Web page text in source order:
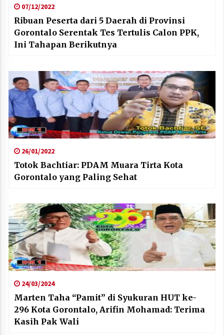
07/12/2022
Ribuan Peserta dari 5 Daerah di Provinsi
Gorontalo Serentak Tes Tertulis Calon PPK,
Ini Tahapan Berikutnya
26/01/2022
Totok Bachtiar: PDAM Muara Tirta Kota
Gorontalo yang Paling Sehat
24/03/2024
Marten Taha “Pamit” di Syukuran HUT ke-
296 Kota Gorontalo, Arifin Mohamad: Terima
Kasih Pak Wali